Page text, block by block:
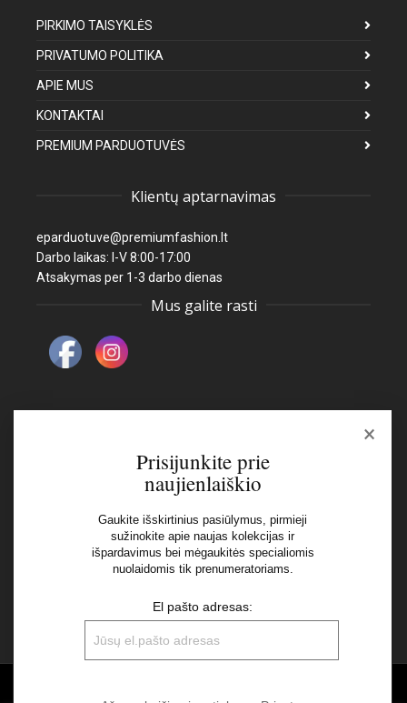
PIRKIMO TAISYKLĖS
PRIVATUMO POLITIKA
APIE MUS
KONTAKTAI
PREMIUM PARDUOTUVĖS
Klientų aptarnavimas
eparduotuve@premiumfashion.lt
Darbo laikas: I-V 8:00-17:00
Atsakymas per 1-3 darbo dienas
Mus galite rasti
Naujienlaiškis
Aš perskaičiau ir sutinku su Privatumo Politikos
×
Prisijunkite prie
naujienlaiškio
Gaukite išskirtinius pasiūlymus, pirmieji
sužinokite apie naujas kolekcijas ir
išpardavimus bei mėgaukitės specialiomis
nuolaidomis tik prenumeratoriams.
El pašto adresas: